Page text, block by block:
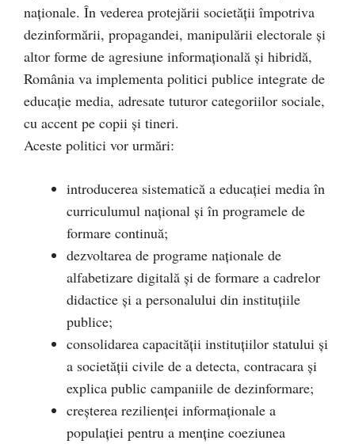
naţionale. În vederea protejării societăţii împotriva
dezinformării, propagandei, manipulării electorale şi
altor forme de agresiune informaţională şi hibridă,
România va implementa politici publice integrate de
educaţie media, adresate tuturor categoriilor sociale,
cu accent pe copii şi tineri.
Aceste politici vor urmări:
introducerea sistematică a educaţiei media în
curriculumul naţional şi în programele de
formare continuă;
dezvoltarea de programe naţionale de
alfabetizare digitală şi de formare a cadrelor
didactice şi a personalului din instituţiile
publice;
consolidarea capacităţii instituţiilor statului şi
a societăţii civile de a detecta, contracara şi
explica public campaniile de dezinformare;
creşterea rezilienţei informaţionale a
populaţiei pentru a menţine coeziunea